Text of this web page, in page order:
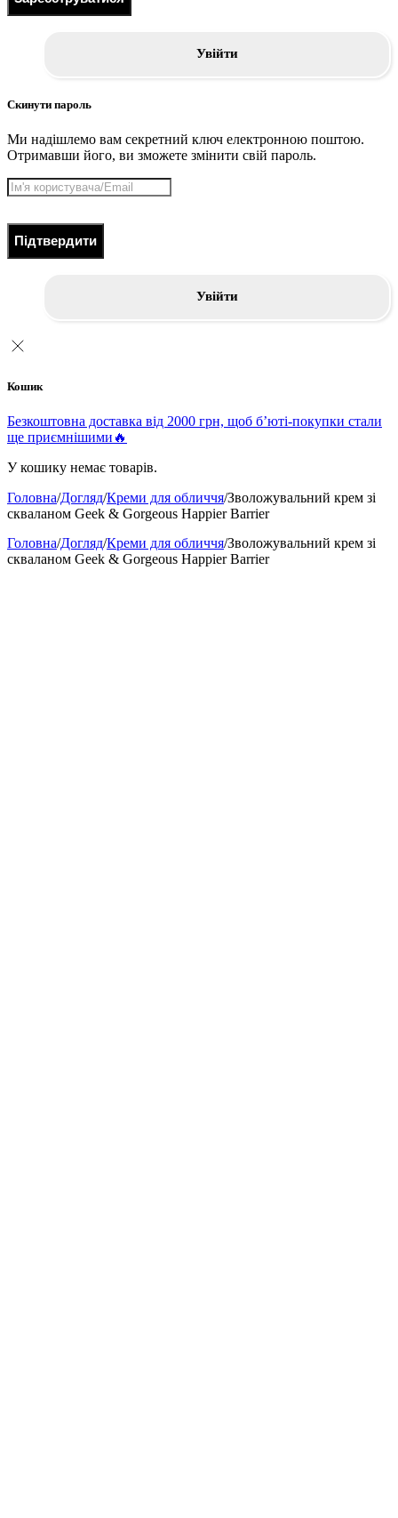
Увійти
Скинути пароль
Ми надішлемо вам секретний ключ електронною поштою.
Отримавши його, ви зможете змінити свій пароль.
Підтвердити
Увійти
Кошик
Безкоштовна доставка від 2000 грн, щоб б’юті-покупки стали
ще приємнішими🔥
У кошику немає товарів.
Головна/Догляд/Креми для обличчя/Зволожувальний крем зі
скваланом Geek & Gorgeous Happier Barrier
Головна/Догляд/Креми для обличчя/Зволожувальний крем зі
скваланом Geek & Gorgeous Happier Barrier